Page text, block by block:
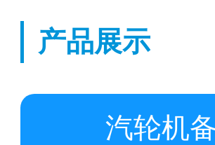
产品展示
汽轮机